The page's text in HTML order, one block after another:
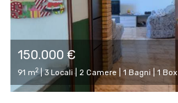
150.000 €
91 m2| 3 Locali | 2 Camere | 1 Bagni | 1 Box